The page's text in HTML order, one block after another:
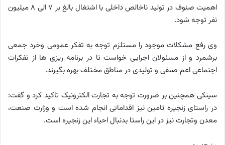
اهمیت صنوف در تولید ناخالص داخلی با اشتغال بالغ بر ۷ الی ۸ میلیون
نفر توجه شود.
وی رفع مشکلات موجود را مستلزم توجه به تفکر عمومی وخرد جمعی
برشمرد و از مسئولان اجرایی خواست تا در برنامه ریزی ها از تفکرات
اجتماعی اعم صنفی و تولیدی در مناطق مختلف بهره بگیرند.
سینکی همچنین بر ضرورت توجه به تجارت الکترونیک تاکید کرد و گفت:
در راستای زنجیره تامین نیز اقداماتی انجام شده است و وزارت صنعت،
معدن وتجارت نیز در این راستا بدنبال احیاء این زنجیره است.